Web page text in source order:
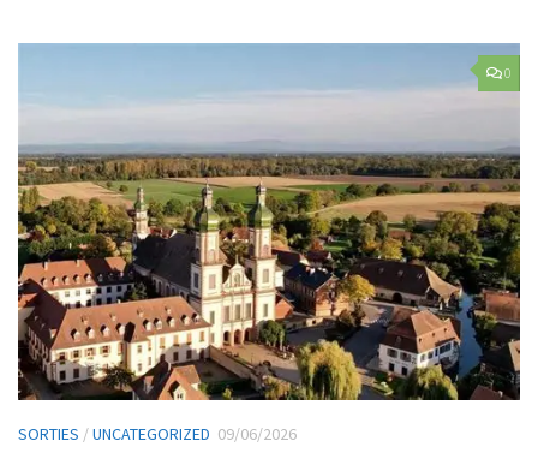
0
SORTIES /UNCATEGORIZED 09/06/2026